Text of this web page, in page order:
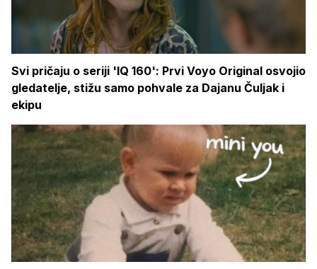
Svi pričaju o seriji 'IQ 160': Prvi Voyo Original osvojio
gledatelje, stižu samo pohvale za Dajanu Čuljak i
ekipu